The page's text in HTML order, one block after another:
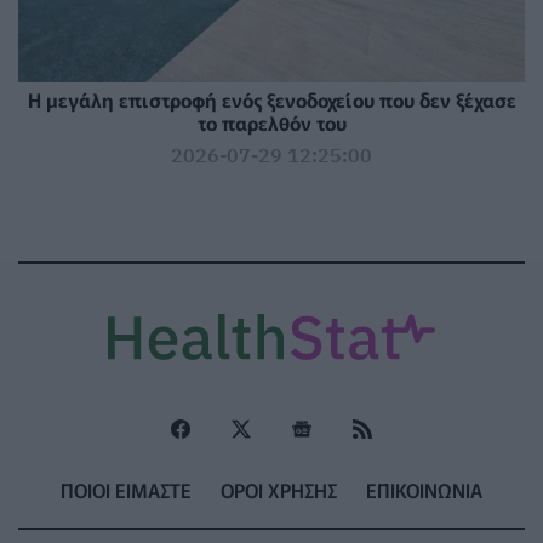
Η μεγάλη επιστροφή ενός ξενοδοχείου που δεν ξέχασε
το παρελθόν του
2026-07-29 12:25:00
ΠΟΙΟΙ ΕΙΜΑΣΤΕ ΟΡΟΙ ΧΡΗΣΗΣ ΕΠΙΚΟΙΝΩΝΙΑ